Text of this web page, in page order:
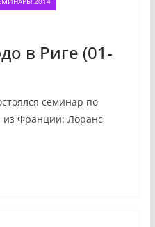
в Риге (01-
семинар по
из Франции: Лоранс